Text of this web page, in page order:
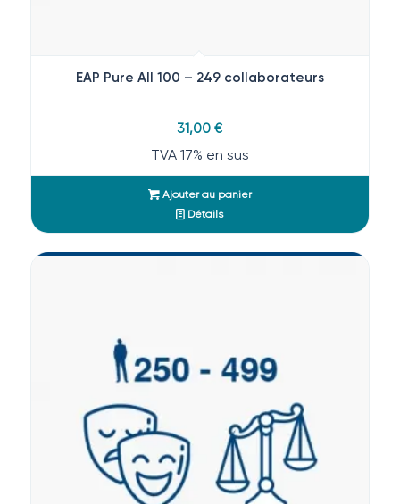
EAP Pure All 100 – 249 collaborateurs
31,00€
TVA 17% en sus
Ajouter au panier
Détails